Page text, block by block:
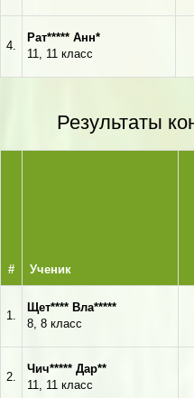
4.
Рат***** Анн*
11, 11 класс
Результаты
# Ученик
1.
Щет**** Вла*****
8, 8 класс
2.
Чич***** Дар**
11, 11 класс